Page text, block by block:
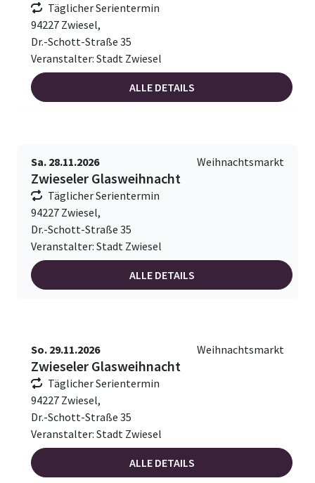
Täglicher Serientermin
94227 Zwiesel,
Dr.-Schott-Straße 35
Veranstalter: Stadt Zwiesel
ALLE DETAILS
Sa. 28.11.2026 Weihnachtsmarkt
Zwieseler Glasweihnacht
Täglicher Serientermin
94227 Zwiesel,
Dr.-Schott-Straße 35
Veranstalter: Stadt Zwiesel
ALLE DETAILS
So. 29.11.2026 Weihnachtsmarkt
Zwieseler Glasweihnacht
Täglicher Serientermin
94227 Zwiesel,
Dr.-Schott-Straße 35
Veranstalter: Stadt Zwiesel
ALLE DETAILS